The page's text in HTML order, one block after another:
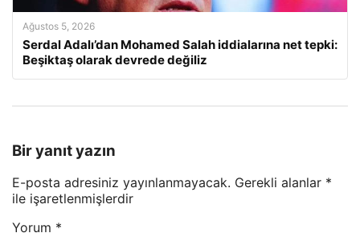
Ağustos 5, 2026
Serdal Adalı’dan Mohamed Salah iddialarına net tepki:
Beşiktaş olarak devrede değiliz
Bir yanıt yazın
E-posta adresiniz yayınlanmayacak. Gerekli alanlar *
ile işaretlenmişlerdir
Yorum *